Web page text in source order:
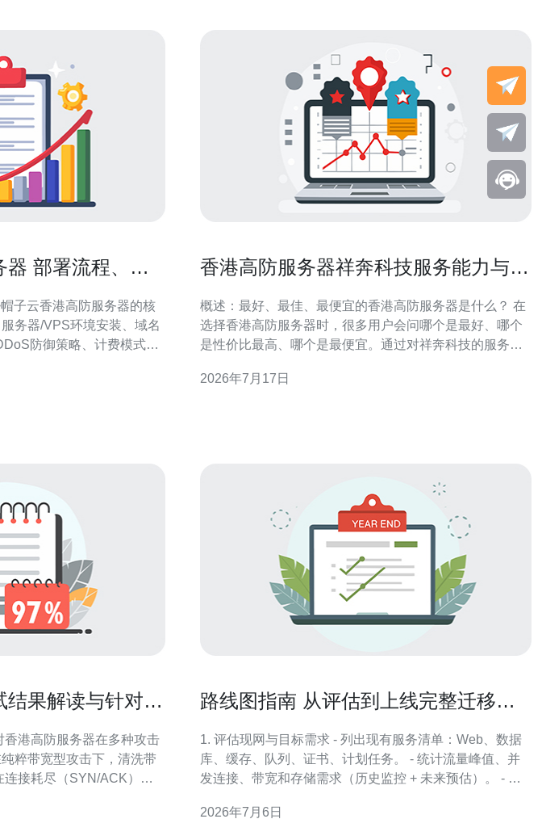
部署流程、计
子云香港高防服务器的核
务器/VPS环境安装、域名
防御策略、计费模式对
防护的方案；运维上做好
香港高防服务器祥奔科技服务能力与产
概述：最好、最佳、最便宜的香港高防服务器是什么？ 在
选择香港高防服务器时，很多用户会问哪个是最好、哪个
是性价比最高、哪个是最便宜。通过对祥奔科技的服务能
能力与稳定性，“最佳”则是指在价格与性能之间达到平衡的
2026年7月17日
果解读与针对性
粹带宽型攻击下，清洗带
接耗尽（SYN/ACK）类
路线图指南 从评估到上线完整迁移香
1. 评估现网与目标需求 - 列出现有服务清单：Web、数据
库、缓存、队列、证书、计划任务。 - 统计流量峰值、并
发连接、带宽和存储需求（历史监控 + 未来预估）。 - 记
2026年7月6日